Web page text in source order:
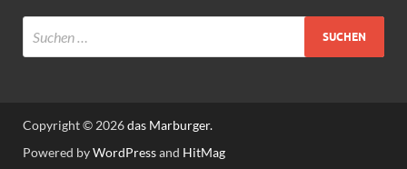
Copyright © 2026das Marburger.
Powered byWordPressand HitMag